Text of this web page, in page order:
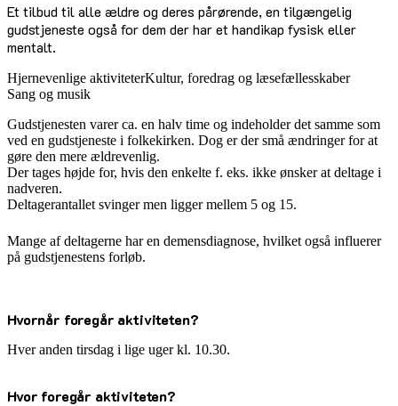
Et tilbud til alle ældre og deres pårørende, en tilgængelig
gudstjeneste også for dem der har et handikap fysisk eller
mentalt.
Hjernevenlige aktiviteterKultur, foredrag og læsefællesskaber
Sang og musik
Gudstjenesten varer ca. en halv time og indeholder det samme som
ved en gudstjeneste i folkekirken. Dog er der små ændringer for at
gøre den mere ældrevenlig.
Der tages højde for, hvis den enkelte f. eks. ikke ønsker at deltage i
nadveren.
Deltagerantallet svinger men ligger mellem 5 og 15.
Mange af deltagerne har en demensdiagnose, hvilket også influerer
på gudstjenestens forløb.
Hvornår foregår aktiviteten?
Hver anden tirsdag i lige uger kl. 10.30.
Hvor foregår aktiviteten?